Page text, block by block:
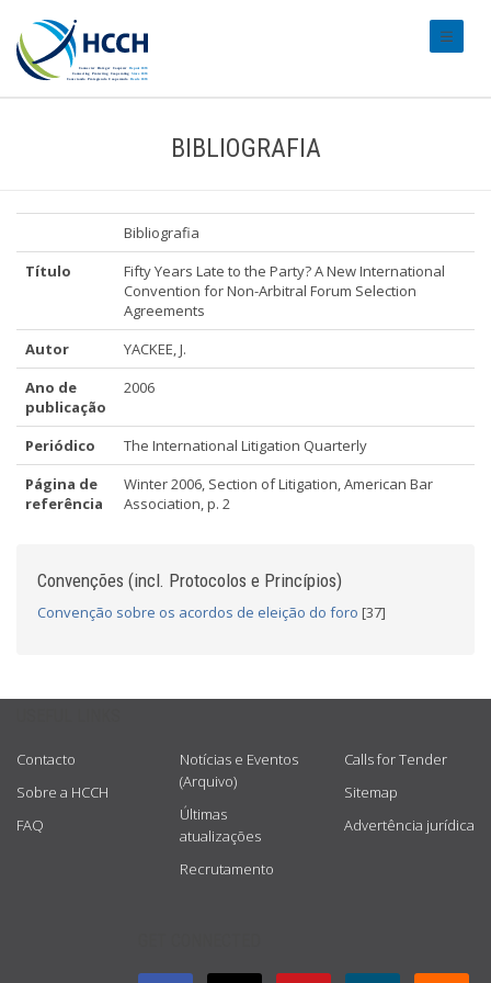
BIBLIOGRAFIA
Bibliografia
Título
Fifty Years Late to the Party? A New International
Convention for Non-Arbitral Forum Selection
Agreements
Autor
YACKEE, J.
Ano de
publicação
2006
Periódico
The International Litigation Quarterly
Página de
referência
Winter 2006, Section of Litigation, American Bar
Association, p. 2
Convenções (incl. Protocolos e Princípios)
Convenção sobre os acordos de eleição do foro [37]
Contacto
Sobre a HCCH
FAQ
Notícias e Eventos
(Arquivo)
Últimas
atualizações
Recrutamento
Calls for Tender
Sitemap
Advertência jurídica